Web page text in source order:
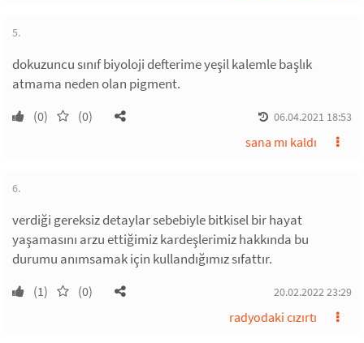
5.
dokuzuncu sınıf biyoloji defterime yeşil kalemle başlık
atmama neden olan pigment.
(0) (0) 06.04.2021 18:53
sana mı kaldı
6.
verdiği gereksiz detaylar sebebiyle bitkisel bir hayat
yaşamasını arzu ettiğimiz kardeşlerimiz hakkında bu
durumu anımsamak için kullandığımız sıfattır.
(1) (0) 20.02.2022 23:29
radyodaki cızırtı